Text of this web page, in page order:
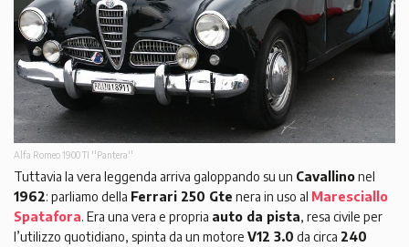
Alfa Romeo 1900 TI ''Pantera''
Tuttavia la vera leggenda arriva galoppando su un Cavallinonel
1962: parliamo della Ferrari 250 Gte nera in uso al Maresciallo
Spatafora. Era una vera e propria auto da pista, resa civile per
l’utilizzo quotidiano, spinta da un motore V12 3.0 da circa 240